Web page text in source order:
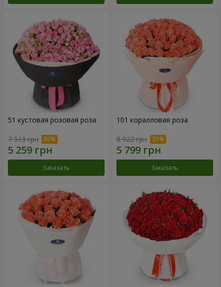
51 кустовая розовая роза
7 513 грн
Заказать
101 коралловая роза
8 922 грн
Заказать